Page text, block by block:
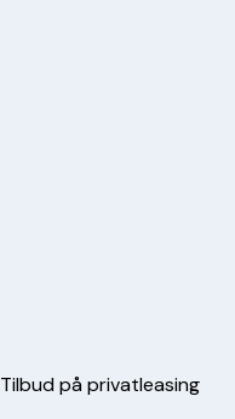
Tilbud på privatleasing